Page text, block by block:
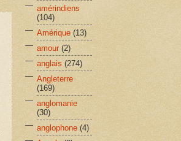
amérindiens
(104)
Amérique (13)
amour (2)
anglais (274)
Angleterre
(169)
anglomanie
(30)
anglophone (4)